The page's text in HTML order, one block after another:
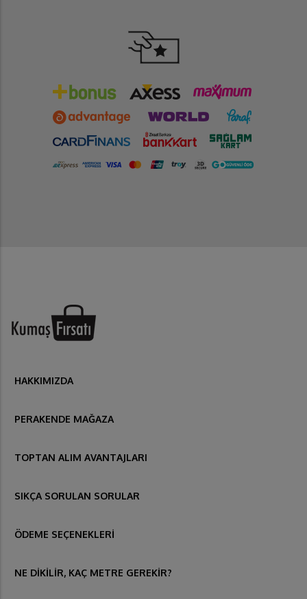
HAKKIMIZDA
PERAKENDE MAĞAZA
TOPTAN ALIM AVANTAJLARI
SIKÇA SORULAN SORULAR
ÖDEME SEÇENEKLERİ
NE DİKİLİR, KAÇ METRE GEREKİR?